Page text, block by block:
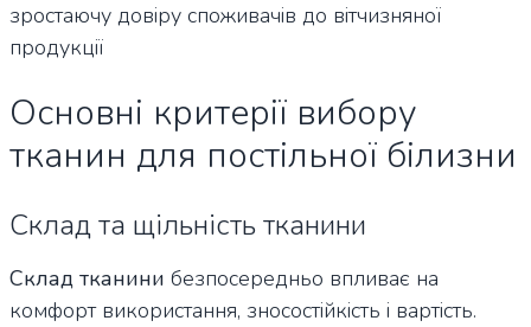
зростаючу довіру споживачів до вітчизняної
продукції
Основні критерії вибору
тканин для постільної білизни
Склад та щільність тканини
Склад тканини безпосередньо впливає на
комфорт використання, зносостійкість і вартість.